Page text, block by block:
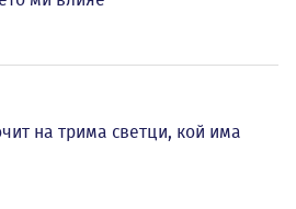
на трима светци, кой има